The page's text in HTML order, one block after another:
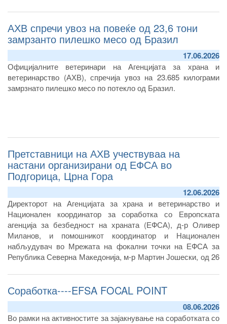
АХВ спречи увоз на повеќе од 23,6 тони
замрзанто пилешко месо од Бразил
17.06.2026
Официјалните ветеринари на Агенцијата за храна и
ветеринарство (АХВ), спречија увоз на 23.685 килограми
замрзнато пилешко месо по потекло од Бразил.
Претставници на АХВ учествуваа на
настани организирани од ЕФСА во
Подгорица, Црна Гора
12.06.2026
Директорот на Агенцијата за храна и ветеринарство и
Национален координатор за соработка со Европската
агенција за безбедност на храната (ЕФСА), д-р Оливер
Миланов, и помошникот координатор и Национален
набљудувач во Мрежата на фокални точки на ЕФСА за
Република Северна Македонија, м-р Мартин Јошески, од 26
организирани од Европската агенција за безбедност на
храната (ЕФСА) и Управата за безбедност на храна,
ветеринарство и фитосанитарни работи на Црна Гора во
Подгорица.
Соработка----EFSA FOCAL POINT
08.06.2026
Во рамки на активностите за зајакнување на соработката со